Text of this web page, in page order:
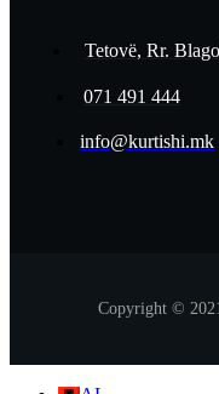
Tetovë, Rr.
071 491 444
info@kurtishi.mk
Copyright ©